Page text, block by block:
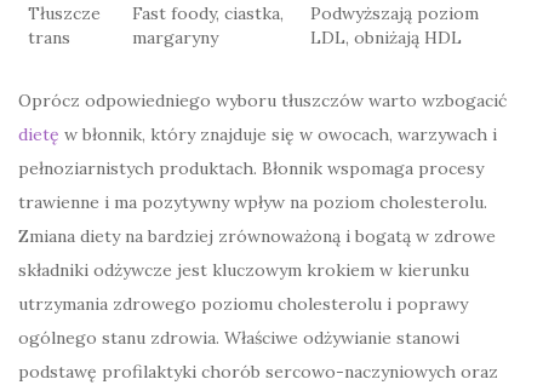
Tłuszcze
trans
Fast foody, ciastka,
margaryny
Podwyższają poziom
LDL, obniżają HDL
Oprócz odpowiedniego wyboru tłuszczów warto wzbogacić
dietę w błonnik, który znajduje się w owocach, warzywach i
pełnoziarnistych produktach. Błonnik wspomaga procesy
trawienne i ma pozytywny wpływ na poziom cholesterolu.
Zmiana diety na bardziej zrównoważoną i bogatą w zdrowe
składniki odżywcze jest kluczowym krokiem w kierunku
utrzymania zdrowego poziomu cholesterolu i poprawy
ogólnego stanu zdrowia. Właściwe odżywianie stanowi
podstawę profilaktyki chorób sercowo-naczyniowych oraz